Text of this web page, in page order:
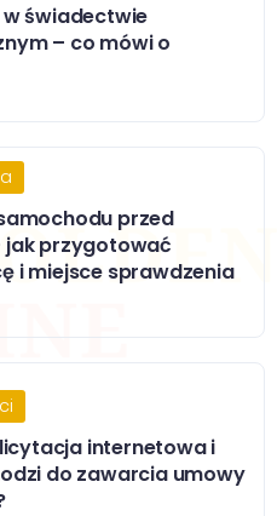
w świadectwie
– co mówi o
przed
jak przygotować
i miejsce sprawdzenia
internetowa i
do zawarcia umowy